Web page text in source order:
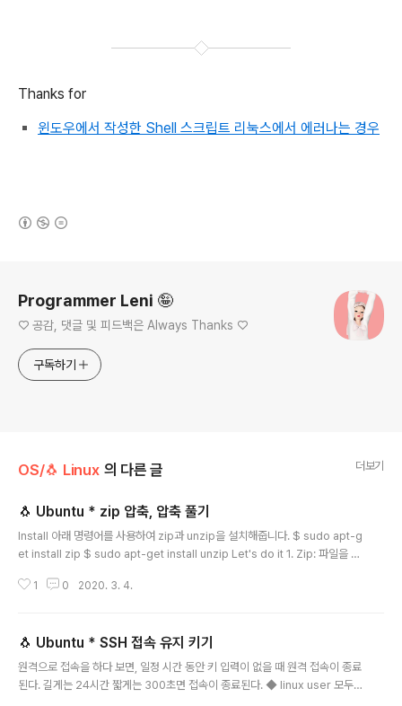
Thanks for
윈도우에서 작성한 Shell 스크립트 리눅스에서 에러나는 경우
Programmer Leni 🤪
♡ 공감, 댓글 및 피드백은 Always Thanks ♡
구독하기
OS/🐧 Linux 의 다른 글 더보기
🐧 Ubuntu * zip 압축, 압축 풀기
Install 아래 명령어를 사용하여 zip과 unzip을 설치해줍니다. $ sudo apt-g
et install zip $ sudo apt-get install unzip Let's do it 1. Zip: 파일을 압
zip 알집이름.zip -r 압축대상경로 #경로 하위에 파일이 있는 경우 이 명령어
용물을담을디렉토리이름
1 0 2020. 3. 4.
🐧 Ubuntu * SSH 접속 유지 키기
원격으로 접속을 하다 보면, 일정 시간 동안 키 입력이 없을 때 원격 접속이 종료
된다. 길게는 24시간 짧게는 300초면 접속이 종료된다. ◆ linux user 모두